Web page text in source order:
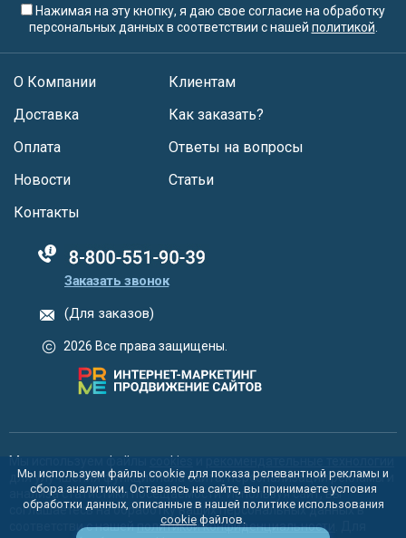
Нажимая на эту кнопку, я даю свое согласие на обработку
персональных данных в соответствии с нашей политикой
О Компании
Доставка
Оплата
Новости
Клиентам
Как заказать?
Ответы на вопросы
Статьи
Контакты
88005555550
Заказать звонок
(Для заказов)
2026 Все права защищены.
Мы используем файлы cookies
для улучшения функционала сайта, персонализации рекламы и
анализа статистики посещаемости. Используя сайт, вы
соглашаетесь на обработку ваших персональных данных в
соответстви с нашейполитикой конфиденциальности
Мы используем файлы cookie для показа релевантной рекламы и
сбора аналитики. Оставаясь на сайте, вы принимаете условия
обработки данных, описанные в нашей политике использования
cookie файлов.